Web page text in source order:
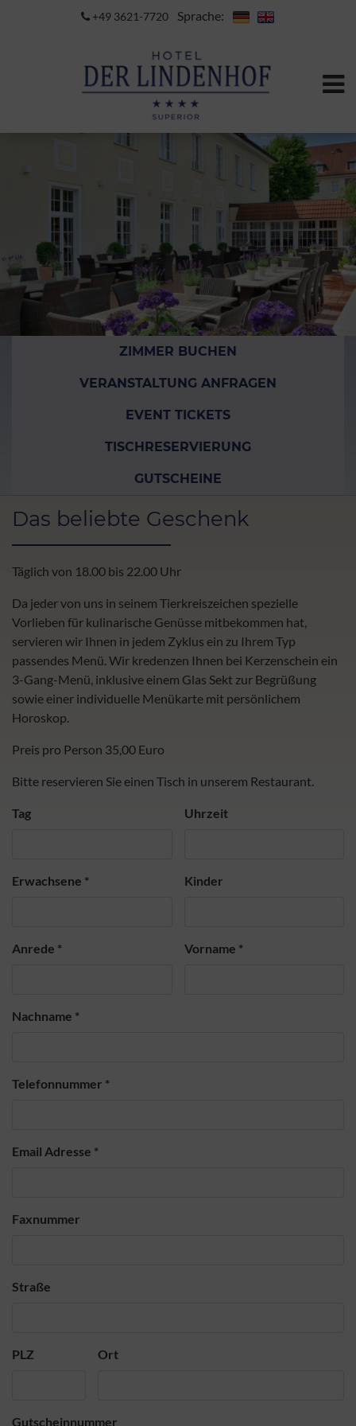
+49 3621-7720 Sprache:
ZIMMER BUCHEN
VERANSTALTUNG ANFRAGEN
EVENT TICKETS
TISCHRESERVIERUNG
GUTSCHEINE
Das beliebte Geschenk
Täglich von 18.00 bis 22.00 Uhr
Da jeder von uns in seinem Tierkreiszeichen spezielle
Vorlieben für kulinarische Genüsse mitbekommen hat,
servieren wir Ihnen in jedem Zyklus ein zu Ihrem Typ
passendes Menü. Wir kredenzen Ihnen bei Kerzenschein ein
3-Gang-Menü, inklusive einem Glas Sekt zur Begrüßung
sowie einer individuelle Menükarte mit persönlichem
Horoskop.
Preis pro Person 35,00 Euro
Bitte reservieren Sie einen Tisch in unserem Restaurant.
Tag Uhrzeit
Erwachsene * Kinder
Anrede * Vorname *
Nachname *
Telefonnummer *
Email Adresse *
Faxnummer
Straße
PLZ Ort
Gutscheinnummer